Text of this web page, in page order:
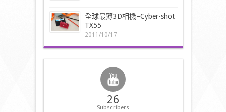
全球最薄3D相機–Cyber-shot
TX55
2011/10/17
26
Subscribers